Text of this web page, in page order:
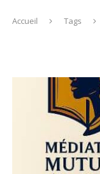
Accueil Tags